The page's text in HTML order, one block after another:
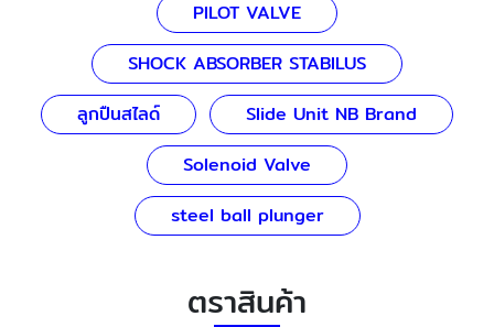
PILOT VALVE
SHOCK ABSORBER STABILUS
ลูกปืนสไลด์
Slide Unit NB Brand
Solenoid Valve
steel ball plunger
ตราสินค้า